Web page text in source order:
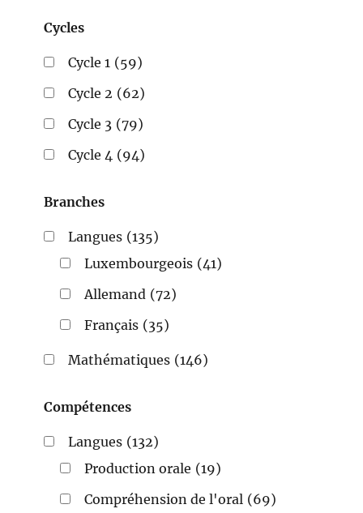
Cycles
Cycle 1 (59)
Cycle 2 (62)
Cycle 3 (79)
Cycle 4 (94)
Branches
Langues (135)
Luxembourgeois (41)
Allemand (72)
Français (35)
Mathématiques (146)
Compétences
Langues (132)
Production orale (19)
Compréhension de l'oral (69)